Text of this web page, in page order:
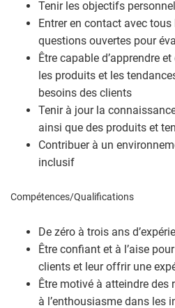
Tenir les objectifs
Entrer en contact avec
questions ouvertes pour
Être capable d’apprendre
les produits et les
besoins des clients
Tenir à jour la
ainsi que des produits et
Contribuer à un
inclusif
Compétences/Qualifications
De zéro à trois ans
Être confiant et à l’aise
clients et leur offrir une
Être motivé à atteindre des
à l’enthousiasme dans les